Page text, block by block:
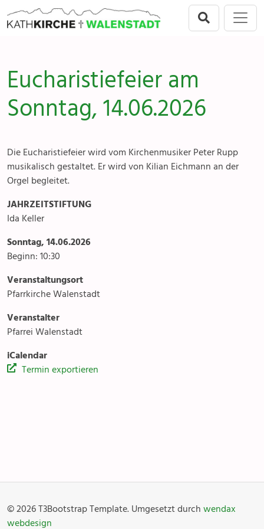
Direkt zur Hauptnavigation springen
Direkt zum Inhalt springen
Eucharistiefeier am
Sonntag, 14.06.2026
Die Eucharistiefeier wird vom Kirchenmusiker Peter Rupp
musikalisch gestaltet. Er wird von Kilian Eichmann an der
Orgel begleitet.
JAHRZEITSTIFTUNG
Ida Keller
Sonntag, 14.06.2026
Beginn: 10:30
Veranstaltungsort
Pfarrkirche Walenstadt
Veranstalter
Pfarrei Walenstadt
iCalendar
Termin exportieren
© 2026 T3Bootstrap Template. Umgesetzt durch wendax
webdesign
Menu
Flums
Berschis-Tscherlach
Mols-Murg-Quarten
Walenstadt
Gottesdienste
Angebote & Sakramente
Gremien & Räte
Kirchentreff Rägabogä
Angebot & Sakramente
Aktuelles
Fotogalerie
Links